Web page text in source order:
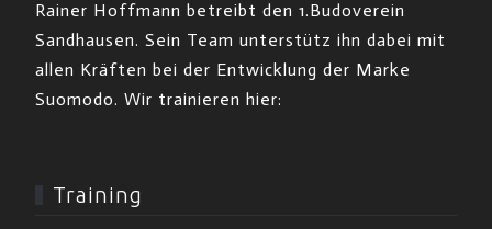
Rainer Hoffmann betreibt den 1.Budoverein
Sandhausen. Sein Team unterstütz ihn dabei mit
allen Kräften bei der Entwicklung der Marke
Suomodo. Wir trainieren hier:
Training